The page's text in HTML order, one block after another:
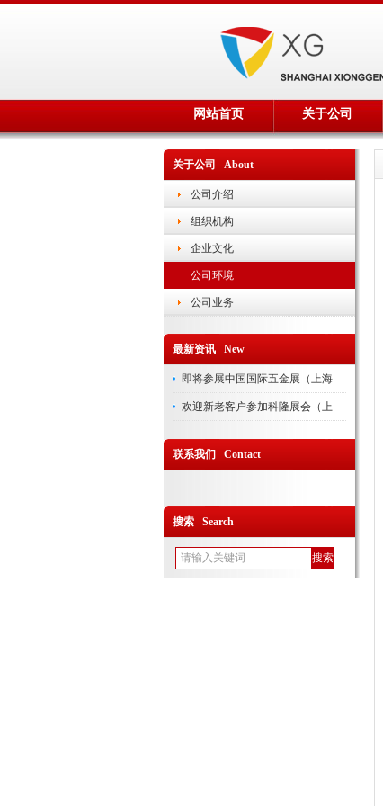
网站首页 关于公司
关于公司 About
公司介绍
组织机构
企业文化
公司环境
公司业务
最新资讯 New
即将参展中国国际五金展（上海
欢迎新老客户参加科隆展会（上
联系我们 Contact
搜索 Search